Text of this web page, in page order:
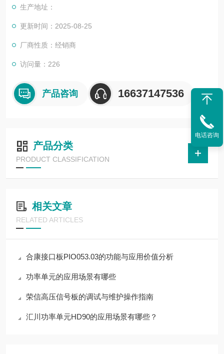
内的测量元件，应变片允许使用直流励磁，以对力或负载的变化
做出极确性快的响应
生产地址：
更新时间：2025-08-25
厂商性质：经销商
访问量：226
产品咨询 16637147536
产品分类
PRODUCT CLASSIFICATION
相关文章
RELATED ARTICLES
合康接口板PIO053.03的功能与应用价值分析
功率单元的应用场景有哪些
荣信高压信号板的调试与维护操作指南
汇川功率单元HD90的应用场景有哪些？
电话咨询